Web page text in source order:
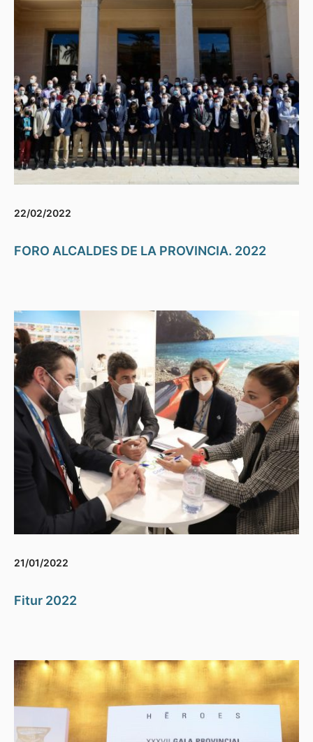
22/02/2022
FORO ALCALDES DE LA PROVINCIA. 2022
21/01/2022
Fitur 2022